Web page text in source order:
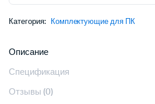
122,00 $.
Категория: Комплектующие для ПК
Описание
Спецификация
Отзывы (0)